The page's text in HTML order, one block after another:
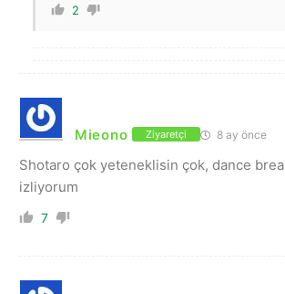
2
Mieono Ziyaretçi 8 ay önce
Shotaro çok yeteneklisin çok, dance
izliyorum
7